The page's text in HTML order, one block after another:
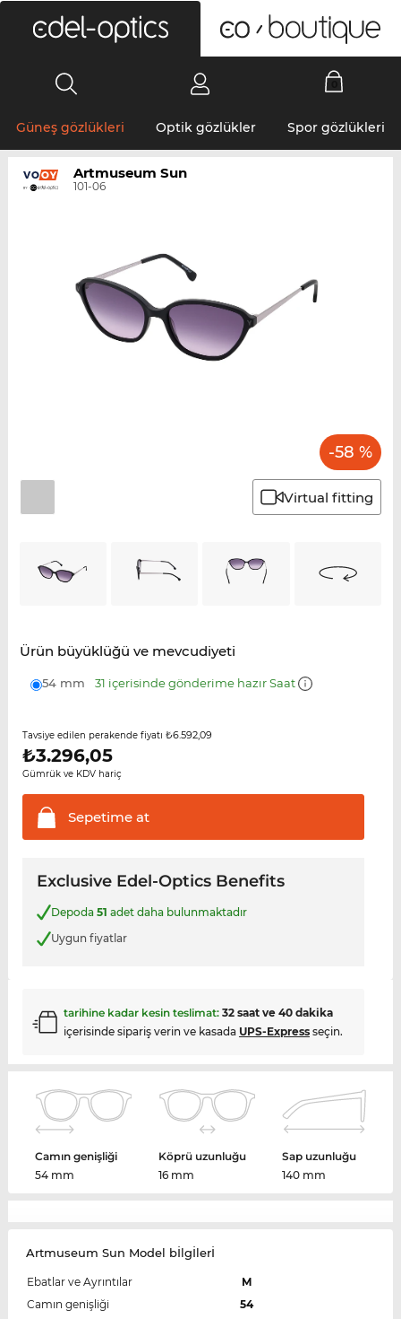
Güneş gözlükleri Optik gözlükler Spor gözlükleri
Artmuseum Sun
101-06
-58 %
Virtual fitting
Ürün büyüklüğü ve mevcudiyeti
54 mm 31 içerisinde gönderime hazır Saat
Tavsiye edilen perakende fiyatı ₺6.592,09
₺3.296,05
Gümrük ve KDV hariç
Sepetimeat
Exclusive Edel-Optics Benefits
Depoda 51 adet daha bulunmaktadır
Uygun fiyatlar
tarihine kadar kesin teslimat: 32 saat ve 40 dakika
içerisinde sipariş verin ve kasada UPS-Expressseçin.
Camın genişliği
54 mm
Köprü uzunluğu
16 mm
Sap uzunluğu
140 mm
Artmuseum Sun Model bİlgİlerİ
Ebatlar ve Ayrıntılar
M
Camın genişliği
54